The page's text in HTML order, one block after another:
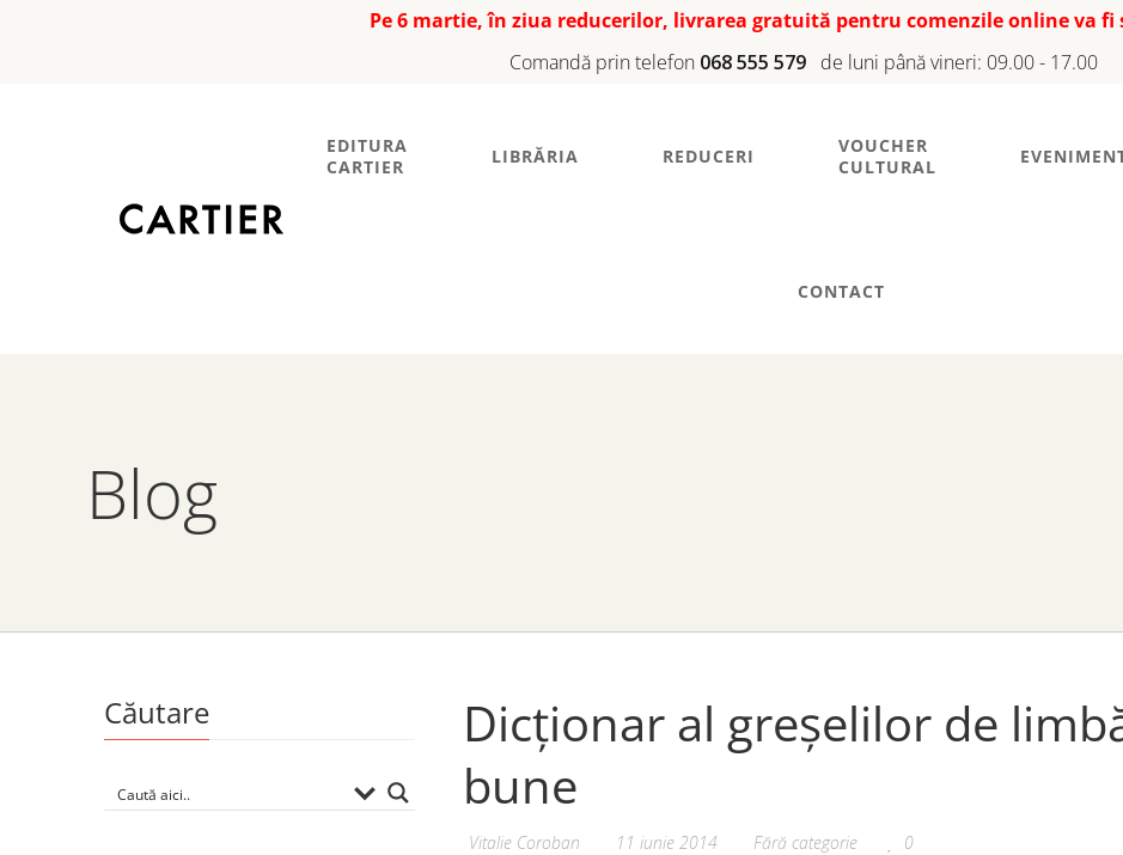
Pe 6 martie, în ziua reducerilor, livrarea gratuită pentru comenzile online va fi
Comandă prin telefon 068 555 579 de luni până vineri: 09.00 - 17.00
EDITURA
CARTIER
LIBRĂRIA REDUCERI
VOUCHER
CULTURAL
CONTACT
Blog
Dicționar al greșelilor de
bune
Vitalie Coroban 11 iunie 2014 Fără categorie 0
Căutare